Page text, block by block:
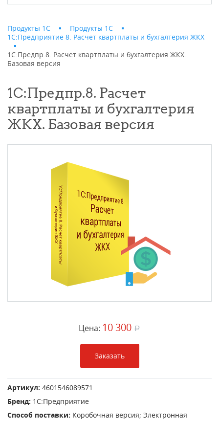
Продукты 1С
Продукты 1С
1С:Предприятие 8. Расчет квартплаты и бухгалтерия ЖКХ
1С:Предпр.8. Расчет квартплаты и бухгалтерия ЖКХ.
Базовая версия
1С:Предпр.8. Расчет
квартплаты и бухгалтерия
ЖКХ. Базовая версия
Цена: 10 300 a
Заказать
Артикул: 4601546089571
Бренд: 1С:Предприятие
Способ поставки: Коробочная версия; Электронная